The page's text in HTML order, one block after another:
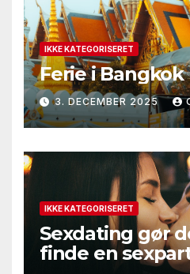
IKKE KATEGORISERET
Ferie i Bangkok
3. DECEMBER 2025
IKKE KATEGORISERET
Sexdating gør
finde en